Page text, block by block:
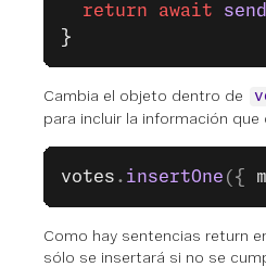
  return
await
}
Cambia el objeto dentro de
para incluir la información que
votes . insertOne ({
Como hay sentencias return
sólo se insertará si no se